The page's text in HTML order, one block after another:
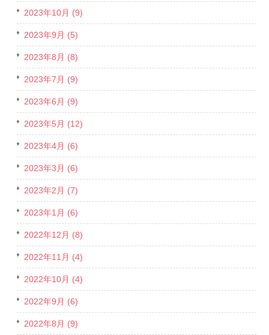
2023年10月 (9)
2023年9月 (5)
2023年8月 (8)
2023年7月 (9)
2023年6月 (9)
2023年5月 (12)
2023年4月 (6)
2023年3月 (6)
2023年2月 (7)
2023年1月 (6)
2022年12月 (8)
2022年11月 (4)
2022年10月 (4)
2022年9月 (6)
2022年8月 (9)